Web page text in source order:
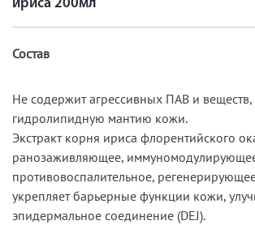
ириса 200мл
Состав
Не содержит агрессивных ПАВ и
гидролипидную мантию кожи.
Экстракт корня ириса флорентийского
ранозаживляющее,
противовоспалительное,
укрепляет барьерные функции кожи,
эпидермальное соединение (DEJ).